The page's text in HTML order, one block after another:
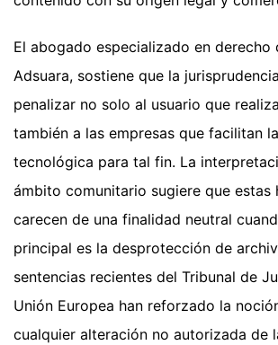
El abogado especializado en derecho
Adsuara, sostiene que la
penalizar no solo al usuario que
también a las empresas que facilitan
tecnológica para tal fin. La
ámbito comunitario sugiere que estas
carecen de una finalidad neutral
principal es la desprotección de
sentencias recientes del Tribunal de
Unión Europea han reforzado la
cualquier alteración no autorizada de